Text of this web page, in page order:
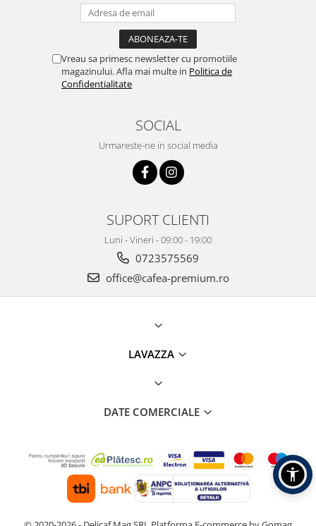
Vreau sa primesc newsletter cu promotiile
magazinului. Afla mai multe in Politica de
Confidentialitate
SOCIAL
Urmareste-ne in social media
SUPORT CLIENTI
Luni - Vineri - 09:00 - 19:00
0723575569
office@cafea-premium.ro
LAVAZZA
DATE COMERCIALE